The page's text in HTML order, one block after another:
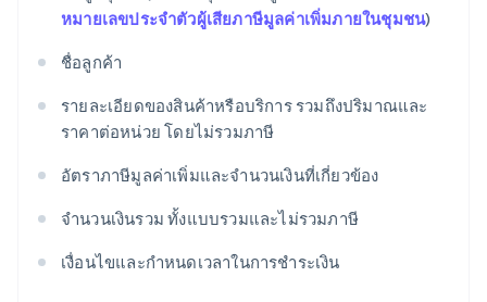
หมายเลขประจำตัวผู้เสียภาษีมูลค่าเพิ่มภายในชุมชน)
ชื่อลูกค้า
รายละเอียดของสินค้าหรือบริการ รวมถึงปริมาณและ
ราคาต่อหน่วย โดยไม่รวมภาษี
อัตราภาษีมูลค่าเพิ่มและจำนวนเงินที่เกี่ยวข้อง
จำนวนเงินรวม ทั้งแบบรวมและไม่รวมภาษี
เงื่อนไขและกำหนดเวลาในการชำระเงิน